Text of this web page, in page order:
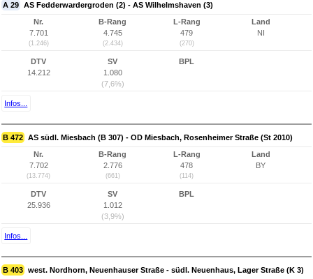
A 29 AS Fedderwardergroden (2) - AS Wilhelmshaven (3)
Nr.
7.701
(1.246)
B-Rang
4.745
(2.434)
L-Rang
479
(270)
Land
NI
DTV
14.212
SV
1.080
(7,6%)
BPL
Infos...
B 472 AS südl. Miesbach (B 307) - OD Miesbach, Rosenheimer Straße (St 2010)
Nr.
7.702
(13.774)
B-Rang
2.776
(661)
L-Rang
478
(114)
Land
BY
DTV
25.936
SV
1.012
(3,9%)
BPL
Infos...
B 403 west. Nordhorn, Neuenhauser Straße - südl. Neuenhaus, Lager Straße (K 3)